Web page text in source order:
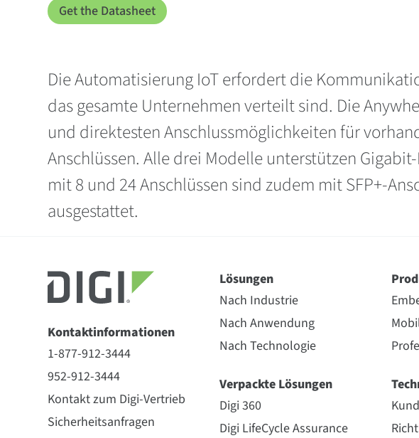
Die Automatisierung IoT erfordert die
das gesamte Unternehmen verteilt sind. Die
und direktesten Anschlussmöglichkeiten für
Anschlüssen. Alle drei Modelle unterstützen
mit 8 und 24 Anschlüssen sind zudem mit SFP+-
ausgestattet.
Kontaktinformationen
1-877-912-3444
952-912-3444
Kontakt zum Digi-Vertrieb
Sicherheitsanfragen
Lösungen
Nach Industrie
Nach Anwendung
Nach Technologie
Verpackte Lösungen
Digi 360
Digi LifeCycle Assurance